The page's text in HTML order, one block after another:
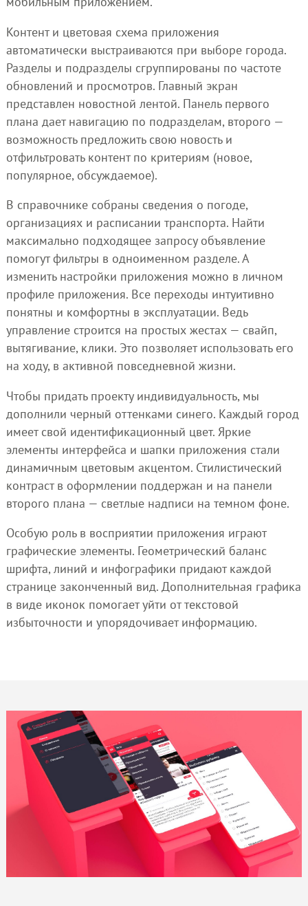
Контент и цветовая схема приложения
автоматически выстраиваются при выборе города.
Разделы и подразделы сгруппированы по частоте
обновлений и просмотров. Главный экран
представлен новостной лентой. Панель первого
плана дает навигацию по подразделам, второго —
возможность предложить свою новость и
отфильтровать контент по критериям (новое,
популярное, обсуждаемое).
В справочнике собраны сведения о погоде,
организациях и расписании транспорта. Найти
максимально подходящее запросу объявление
помогут фильтры в одноименном разделе. А
изменить настройки приложения можно в личном
профиле приложения. Все переходы интуитивно
понятны и комфортны в эксплуатации. Ведь
управление строится на простых жестах — свайп,
вытягивание, клики. Это позволяет использовать его
на ходу, в активной повседневной жизни.
Чтобы придать проекту индивидуальность, мы
дополнили черный оттенками синего. Каждый город
имеет свой идентификационный цвет. Яркие
элементы интерфейса и шапки приложения стали
динамичным цветовым акцентом. Стилистический
контраст в оформлении поддержан и на панели
второго плана — светлые надписи на темном фоне.
Особую роль в восприятии приложения играют
графические элементы. Геометрический баланс
шрифта, линий и инфографики придают каждой
странице законченный вид. Дополнительная графика
в виде иконок помогает уйти от текстовой
избыточности и упорядочивает информацию.